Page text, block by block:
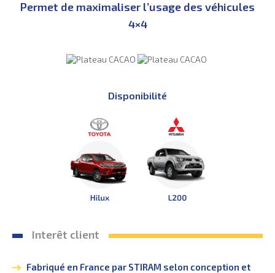
Permet de maximaliser l’usage des véhicules
4×4
Disponibilité
Interêt client
Fabriqué en France par STIRAM selon conception et